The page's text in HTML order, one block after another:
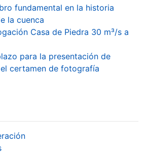
fundamental en la historia
la cuenca
Casa de Piedra 30 m³/s a
para la presentación de
certamen de fotografía